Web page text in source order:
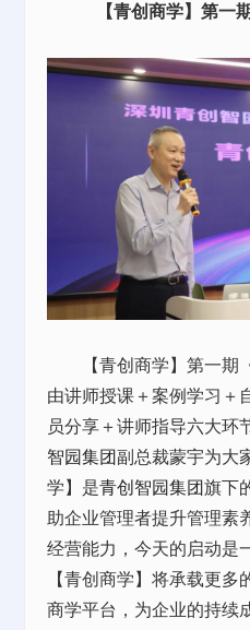
【青创商学】第一
【青创商学】第一期
由讲师授课＋案例学习＋
员分享＋讲师指导六大环
智园集团副总裁蒙宇为大
学】是青创智园集团旗下
助企业管理者提升管理素
经营能力，今天的启动是
【青创商学】将承载更多
商学平台，为企业的持续